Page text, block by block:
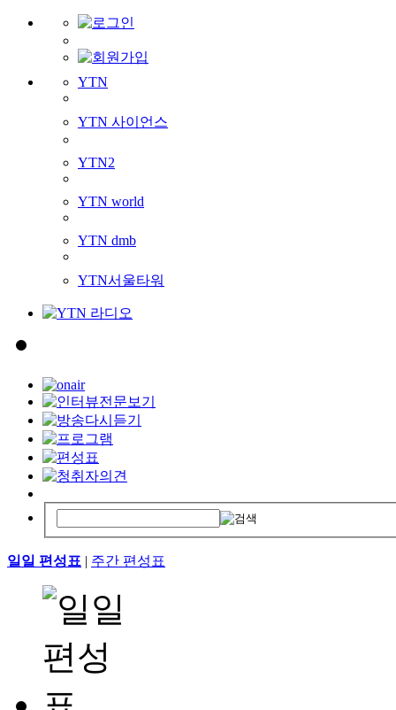
YTN
YTN 사이언스
YTN2
YTN world
YTN dmb
YTN서울타워
일일 편성표 | 주간 편성표